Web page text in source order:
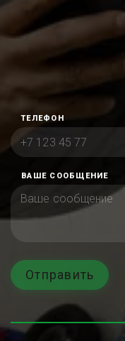
ТЕЛЕФОН
ВАШЕ СООБЩЕНИЕ
Отправить